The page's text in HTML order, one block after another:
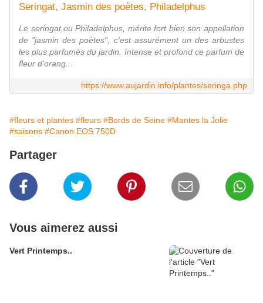
Seringat, Jasmin des poètes, Philadelphus
Le seringat,ou Philadelphus, mérite fort bien son appellation
de "jasmin des poètes", c'est assurément un des arbustes
les plus parfumés du jardin. Intense et profond ce parfum de
fleur d'orang...
https://www.aujardin.info/plantes/seringa.php
#fleurs et plantes #fleurs #Bords de Seine #Mantes la Jolie
#saisons #Canon EOS 750D
Partager
Vous aimerez aussi
Vert Printemps..